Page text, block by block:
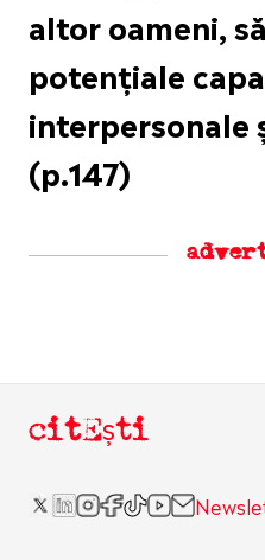
altor oameni,
potențiale
interpersonale
(p.147)
citEști